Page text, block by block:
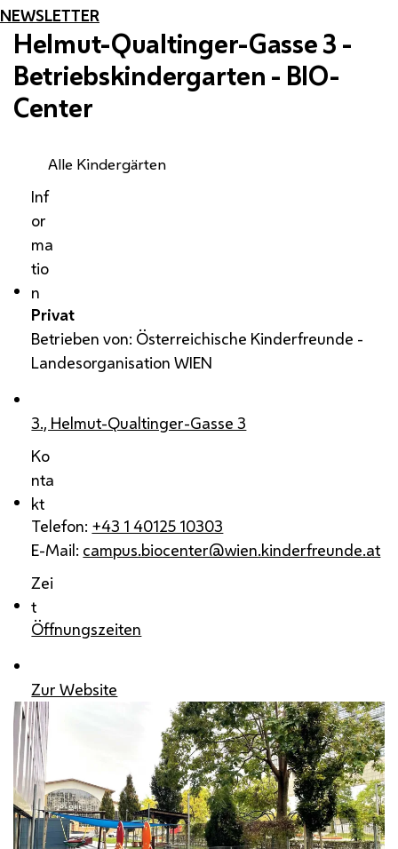
NEWSLETTER
Helmut-Qualtinger-Gasse 3 -
Betriebskindergarten - BIO-
Center
Alle Kindergärten
Inf
or
ma
tio
n
Privat
Betrieben von: Österreichische Kinderfreunde -
Landesorganisation WIEN
3., Helmut-Qualtinger-Gasse 3
Ko
nta
kt
Telefon: +43 1 40125 10303
E-Mail: campus.biocenter@wien.kinderfreunde.at
Zei
t
Öffnungszeiten
Zur Website